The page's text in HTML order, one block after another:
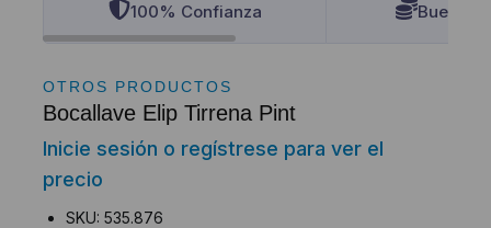
100% Confianza Buenos
OTROS PRODUCTOS
Bocallave Elip Tirrena Pint
Inicie sesión o regístrese para ver el
precio
SKU: 535.876